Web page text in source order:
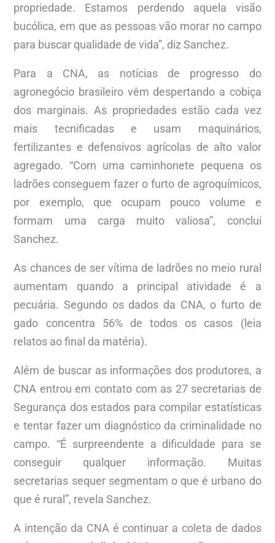
propriedade. Estamos perdendo aquela visão
bucólica, em que as pessoas vão morar no campo
para buscar qualidade de vida”, diz Sanchez.
Para a CNA, as notícias de progresso do
agronegócio brasileiro vêm despertando a cobiça
dos marginais. As propriedades estão cada vez
mais tecnificadas e usam maquinários,
fertilizantes e defensivos agrícolas de alto valor
agregado. “Com uma caminhonete pequena os
ladrões conseguem fazer o furto de agroquímicos,
por exemplo, que ocupam pouco volume e
formam uma carga muito valiosa”, conclui
Sanchez.
As chances de ser vítima de ladrões no meio rural
aumentam quando a principal atividade é a
pecuária. Segundo os dados da CNA, o furto de
gado concentra 56% de todos os casos (leia
relatos ao final da matéria).
Além de buscar as informações dos produtores, a
CNA entrou em contato com as 27 secretarias de
Segurança dos estados para compilar estatísticas
e tentar fazer um diagnóstico da criminalidade no
campo. “É surpreendente a dificuldade para se
conseguir qualquer informação. Muitas
secretarias sequer segmentam o que é urbano do
que é rural”, revela Sanchez.
A intenção da CNA é continuar a coleta de dados